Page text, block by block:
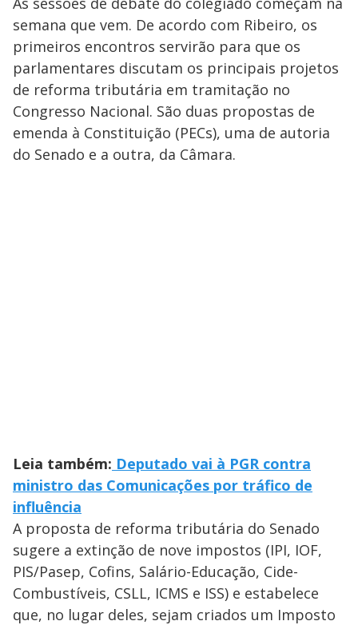
semana que vem. De acordo com Ribeiro, os
primeiros encontros servirão para que os
parlamentares discutam os principais projetos
de reforma tributária em tramitação no
Congresso Nacional. São duas propostas de
emenda à Constituição (PECs), uma de autoria
do Senado e a outra, da Câmara.
Leia também: Deputado vai à PGR contra
ministro das Comunicações por tráfico de
influência
A proposta de reforma tributária do Senado
sugere a extinção de nove impostos (IPI, IOF,
PIS/Pasep, Cofins, Salário-Educação, Cide-
Combustíveis, CSLL, ICMS e ISS) e estabelece
que, no lugar deles, sejam criados um Imposto